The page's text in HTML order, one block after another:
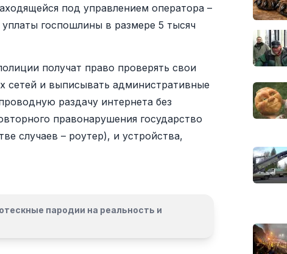
под управлением оператора –
госпошлины в размере 5 тысяч
получат право проверять свои
сетей и выписывать административные
раздачу интернета без
правонарушения государство
случаев – роутер), и устройства,
пародии на реальность и